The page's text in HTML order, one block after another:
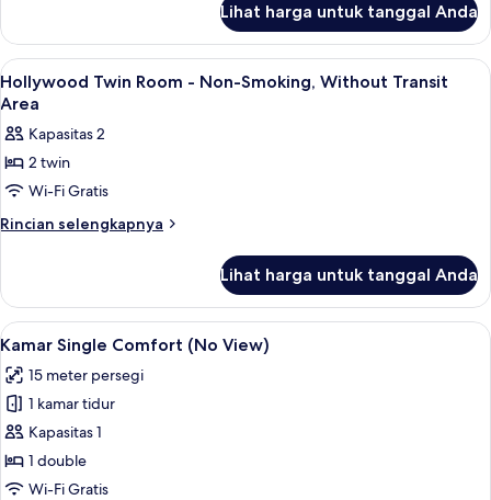
Smoking,
Without
Transit
Area
Double
Room
-
Non-
Without
Transit
Lihat harga untuk tanggal Anda
Lihat
semua
foto
untuk
Hollywood
Twin
Room
Smoking,
Without
Transit
Area
Selimut bulu angsa, brankas, ruang
6
Hollywood Twin Room - Non-Smoking, Without Transit
Area
Kapasitas 2
2 twin
Wi-Fi Gratis
Rincian selengkapnya
Rincian
Hollywood
Twin
Room
Non-
Smoking,
Without
Transit
Area
Lihat harga untuk tanggal Anda
Lihat
semua
foto
untuk
Kamar
Single
Comfort
Kamar Single Comfort (No View) |
7
Kamar Single Comfort (No View)
15 meter persegi
1 kamar tidur
Kapasitas 1
1 double
Wi-Fi Gratis